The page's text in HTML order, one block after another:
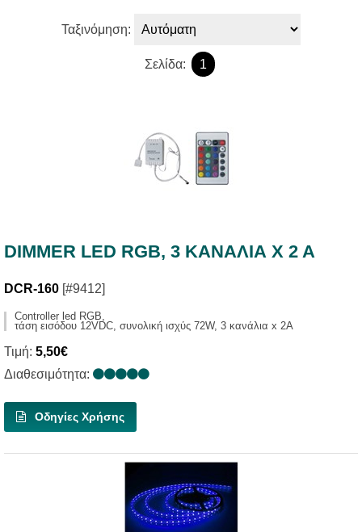
Ταξινόμηση:
Σελίδα: 1
DIMMER LED RGB, 3 ΚΑΝΑΛΙΑ Χ 2 Α
DCR-160 [#9412]
Controller led RGB,
τάση εισόδου 12VDC, συνολική ισχύς 72W, 3 κανάλια x 2A
Τιμή: 5,50€
Διαθεσιμότητα:
Οδηγίες Χρήσης